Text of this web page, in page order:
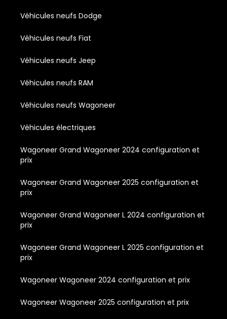
Véhicules neufs Dodge
Véhicules neufs Fiat
Véhicules neufs Jeep
Véhicules neufs RAM
Véhicules neufs Wagoneer
Véhicules électriques
Wagoneer Grand Wagoneer 2024 configuration et
prix
Wagoneer Grand Wagoneer 2025 configuration et
prix
Wagoneer Grand Wagoneer L 2024 configuration et
prix
Wagoneer Grand Wagoneer L 2025 configuration et
prix
Wagoneer Wagoneer 2024 configuration et prix
Wagoneer Wagoneer 2025 configuration et prix